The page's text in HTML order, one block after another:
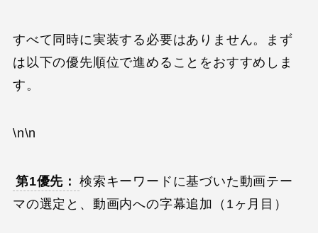
すべて同時に実装する必要はありません。まず
は以下の優先順位で進めることをおすすめしま
す。
\n\n
第1優先： 検索キーワードに基づいた動画テー
マの選定と、動画内への字幕追加（1ヶ月目）